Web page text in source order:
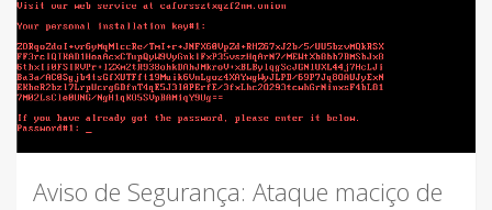
Aviso de Segurança: Ataque maciço de